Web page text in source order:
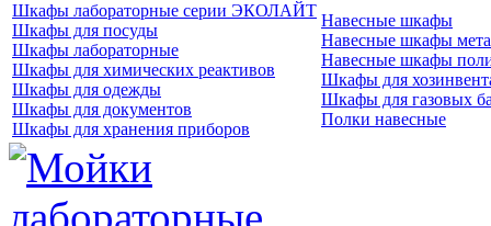
Шкафы лабораторные серии ЭКОЛАЙТ
Шкафы для посуды
Шкафы лабораторные
Шкафы для химических реактивов
Шкафы для одежды
Шкафы для документов
Шкафы для хранения приборов
Навесные шкафы
Навесные шкафы
Навесные шкафы
Шкафы для
Шкафы для газовых
Полки навесные